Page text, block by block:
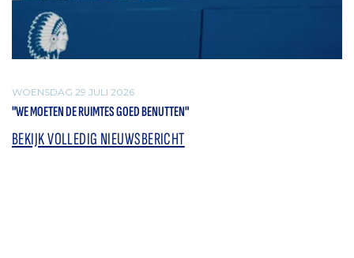
WOENSDAG 29 JULI 2026
"WE MOETEN DE RUIMTES GOED BENUTTEN"
BEKIJK VOLLEDIG NIEUWSBERICHT